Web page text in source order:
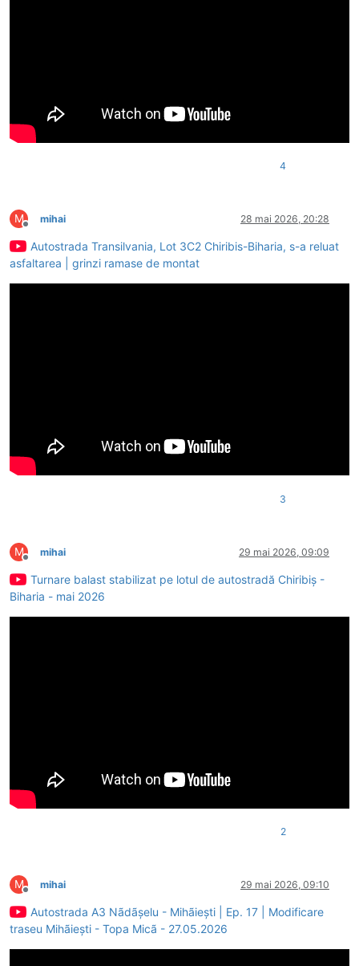
4
M
Deconectat
mihai 28 mai 2026, 20:28
Autostrada Transilvania, Lot 3C2 Chiribis-Biharia, s-a reluat
asfaltarea | grinzi ramase de montat
3
M
Deconectat
mihai 29 mai 2026, 09:09
Turnare balast stabilizat pe lotul de autostradă Chiribiș -
Biharia - mai 2026
2
M
Deconectat
mihai 29 mai 2026, 09:10
Autostrada A3 Nãdãșelu - Mihãiești | Ep. 17 | Modificare
traseu Mihãiești - Topa Micã - 27.05.2026